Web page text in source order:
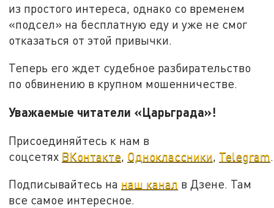
из простого интереса, однако со временем
«подсел» на бесплатную еду и уже не смог
отказаться от этой привычки.
Теперь его ждет судебное разбирательство
по обвинению в крупном мошенничестве.
Уважаемые читатели «Царьграда»!
Присоединяйтесь к нам в
соцсетях ВКонтакте Одноклассники Telegram
Подписывайтесь на наш канал в Дзене. Там
все самое интересное.